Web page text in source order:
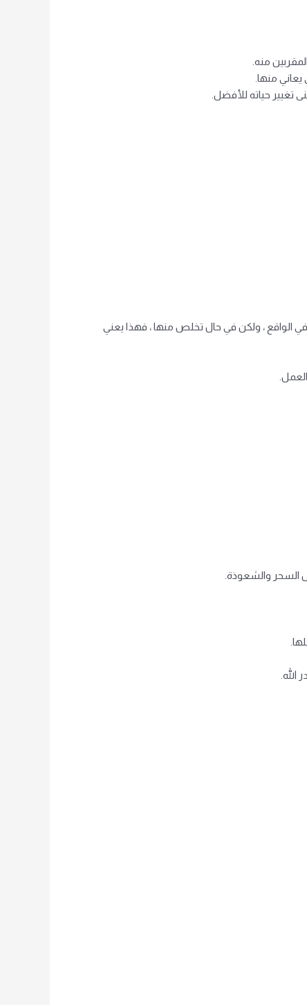
منه.
منها.
تغيير حياته للأفضل.
الواقع ، ولكن في حال تخلص منها ، فهذا يعني
السحر والشعوذة.
الله.